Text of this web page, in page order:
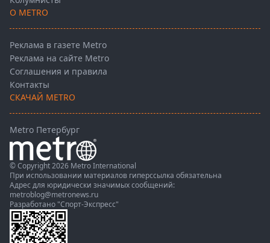
О METRO
Реклама в газете Metro
Реклама на сайте Metro
Соглашения и правила
Контакты
СКАЧАЙ METRO
Metro Петербург
© Copyright 2026 Metro International
При использовании материалов гиперссылка обязательна
Адрес для юридически значимых сообщений:
metroblog@metronews.ru
Разработано "Спорт-Экспресс"